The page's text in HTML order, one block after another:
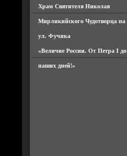
Храм Святителя Николая
Мирликийского Чудотворца на
ул. Фучика
«Величие России. От Петра I до
наших дней!»